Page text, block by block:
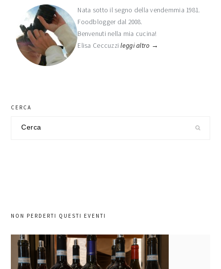
laterale
primaria
Nata sotto il segno della vendemmia 1981.
Foodblogger dal 2008.
Benvenuti nella mia cucina!
Elisa Ceccuzzileggi altro →
CERCA
NON PERDERTI QUESTI EVENTI